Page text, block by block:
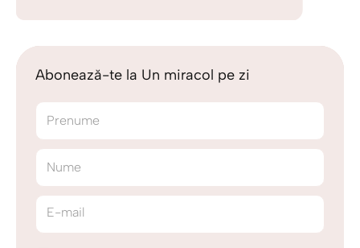
Abonează-te la Un miracol pe zi
Prenume
Nume
E-mail